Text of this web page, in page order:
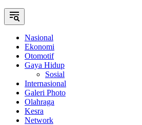
Nasional
Ekonomi
Otomotif
Gaya Hidup
Sosial
Internasional
Galeri Photo
Olahraga
Kesra
Network